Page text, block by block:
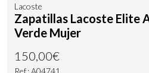
Lacoste
Zapatillas Lacoste Elite
Verde Mujer
150,00€
Ref.: A04741